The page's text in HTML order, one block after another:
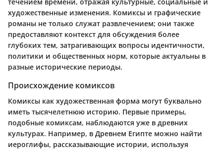
художественные изменения. Комиксы и графические
романы не только служат развлечением; они также
предоставляют контекст для обсуждения более
глубоких тем, затрагивающих вопросы идентичности,
политики и общественных норм, которые актуальны в
разные исторические периоды.
Происхождение комиксов
Комиксы как художественная форма могут буквально
иметь тысячелетнюю историю. Первые примеры,
подобные комиксам, наблюдаются уже в древних
культурах. Например, в Древнем Египте можно найти
иероглифы, рассказывающие истории, используя